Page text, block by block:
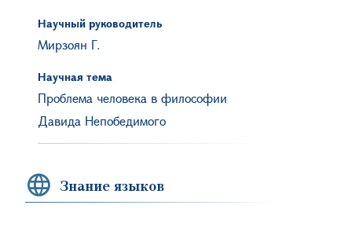
Научный руководитель
Мирзоян Г.
Научная тема
Проблема человека в философии
Давида Непобедимого
Знание языков